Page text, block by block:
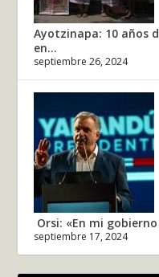
Ayotzinapa: 10 años
en...
septiembre 26, 2024
Orsi: «En mi
septiembre 17, 2024